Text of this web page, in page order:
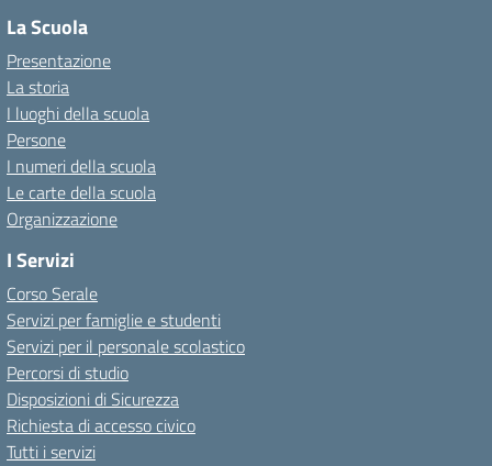
La Scuola
Presentazione
La storia
I luoghi della scuola
Persone
I numeri della scuola
Le carte della scuola
Organizzazione
I Servizi
Corso Serale
Servizi per famiglie e studenti
Servizi per il personale scolastico
Percorsi di studio
Disposizioni di Sicurezza
Richiesta di accesso civico
Tutti i servizi